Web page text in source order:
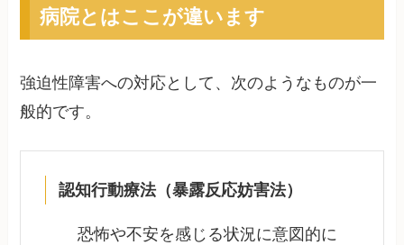
病院とはここが違います
強迫性障害への対応として、次のようなものが一
般的です。
認知行動療法（暴露反応妨害法）
恐怖や不安を感じる状況に意図的に